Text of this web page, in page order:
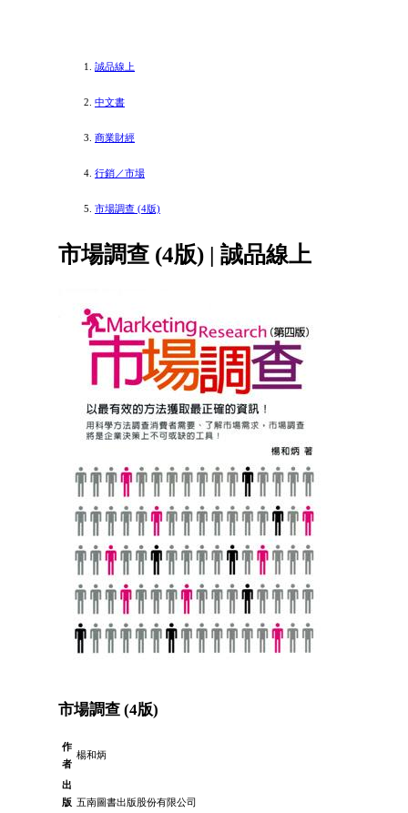
誠品線上
中文書
商業財經
行銷／市場
市場調查 (4版)
市場調查 (4版) | 誠品線上
市場調查 (4版)
作
者
楊和炳
出
版 五南圖書出版股份有限公司